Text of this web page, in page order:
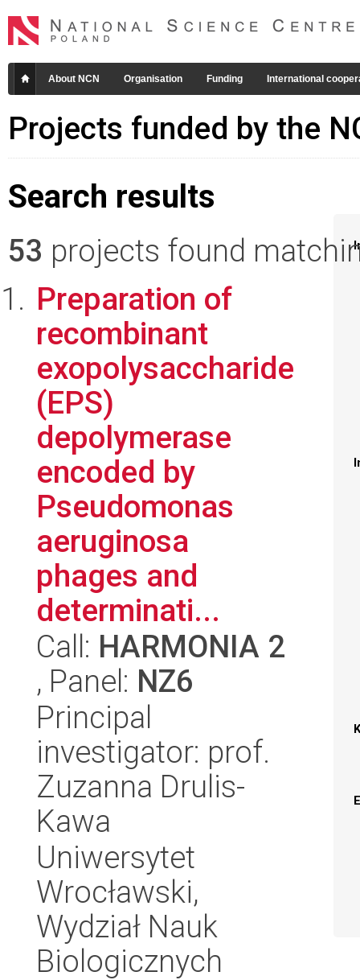
About NCN Organisation Funding International
Projects funded by the
Search results
53 projects found
Preparation of
recombinant
exopolysaccharide
(EPS)
depolymerase
encoded by
Pseudomonas
aeruginosa
phages and
determinati...
Call: HARMONIA 2
, Panel: NZ6
Principal
investigator: prof.
Zuzanna Drulis-
Kawa
Uniwersytet
Wrocławski,
Wydział Nauk
Biologicznych